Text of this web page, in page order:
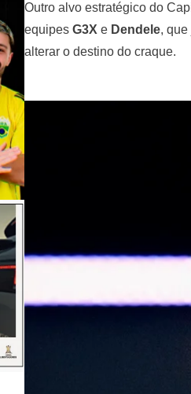
Outro alvo estratégico do
equipes G3X e Dendele, que
alterar o destino do craque.